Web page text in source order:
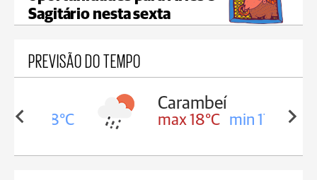
Sagitário nesta sexta
PREVISÃO DO TEMPO
18°C
Carambeí
max 18°C min 17°C